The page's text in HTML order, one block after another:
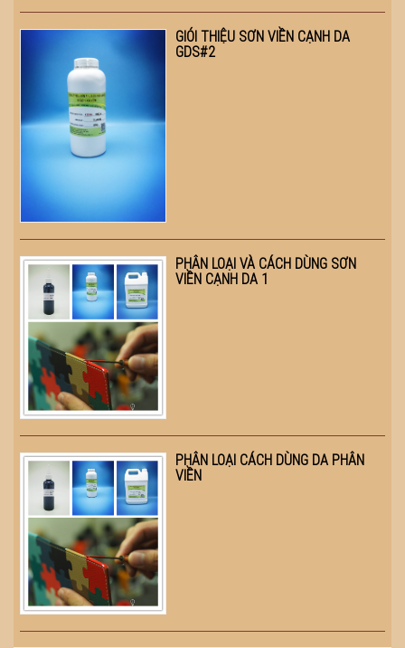
GIÓI THIỆU SƠN VIỀN CẠNH DA
GDS#2
PHÂN LOẠI VÀ CÁCH DÙNG SƠN
VIỀN CẠNH DA 1
PHÂN LOẠI CÁCH DÙNG DA PHÂN
VIỀN